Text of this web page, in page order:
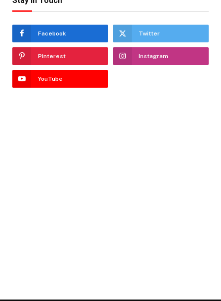
Facebook Twitter
Pinterest Instagram
YouTube